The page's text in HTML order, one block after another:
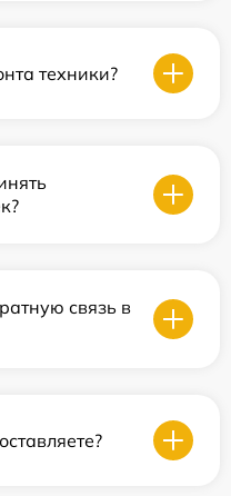
техники?
связь в